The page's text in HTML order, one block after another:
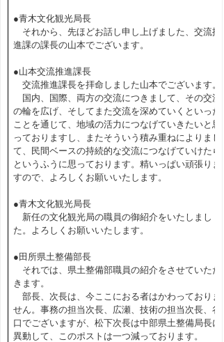
●青木文化観光局長
それから、先ほどお話し申し上げました、交流推
進課の課長の山本でございます。
●山本交流推進課長
交流推進課長を拝命しました山本でございます。
国内、国際、両方の交流につきまして、その交流
の輪を広げ、そしてまた交流を深めていくといった
ことを通じて、地域の活力につなげていきたいと思
っておりますし、またそういう積み重ねによりまし
て、民間ベースの持続的な交流につなげていけたら
というふうに思っております。精いっぱい頑張りま
すので、よろしくお願いいたします。
●青木文化観光局長
新任の文化観光局の職員の御紹介をいたしまし
た。よろしくお願いいたします。
●田所県土整備部長
それでは、県土整備部職員の紹介をさせていただ
きます。
部長、次長は、今ここにおる者はかわっておりま
せん。事務の担当次長、広瀬、技術の担当次長、谷
口でございますが、松下次長は中部県土整備局長に
異動して、このポストは一つ減っております。